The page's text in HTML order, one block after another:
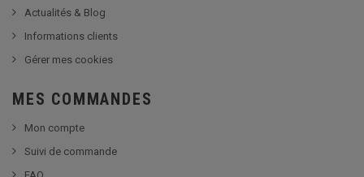
Actualités & Blog
Informations clients
Gérer mes cookies
MES COMMANDES
Mon compte
Suivi de commande